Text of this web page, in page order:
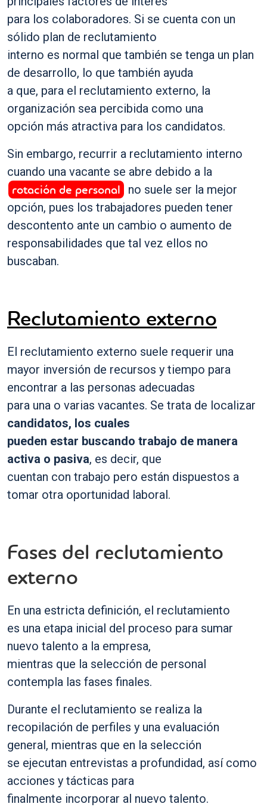
para los colaboradores. Si se cuenta con un
sólido plan de reclutamiento
interno es normal que también se tenga un plan
de desarrollo, lo que también ayuda
a que, para el reclutamiento externo, la
organización sea percibida como una
opción más atractiva para los candidatos.
Sin embargo, recurrir a reclutamiento interno
cuando una vacante se abre debido a la
rotación de personal
no suele ser la mejor
opción, pues los trabajadores pueden tener
descontento ante un cambio o aumento de
responsabilidades que tal vez ellos no
buscaban.
Reclutamiento externo
El reclutamiento externo suele requerir una
mayor inversión de recursos y tiempo para
encontrar a las personas adecuadas
para una o varias vacantes. Se trata de localizar
candidatos, los cuales
pueden estar buscando trabajo de manera
activa o pasiva, es decir, que
cuentan con trabajo pero están dispuestos a
tomar otra oportunidad laboral.
Fases del reclutamiento
externo
En una estricta definición, el reclutamiento
es una etapa inicial del proceso para sumar
nuevo talento a la empresa,
mientras que la selección de personal
contempla las fases finales.
Durante el reclutamiento se realiza la
recopilación de perfiles y una evaluación
general, mientras que en la selección
se ejecutan entrevistas a profundidad, así como
acciones y tácticas para
finalmente incorporar al nuevo talento.